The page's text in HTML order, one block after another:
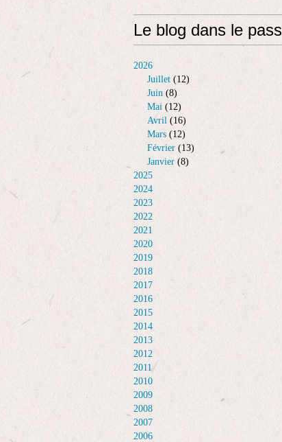
Le blog dans le
2026
Juillet (12)
Juin (8)
Mai (12)
Avril (16)
Mars (12)
Février (13)
Janvier (8)
2025
2024
2023
2022
2021
2020
2019
2018
2017
2016
2015
2014
2013
2012
2011
2010
2009
2008
2007
2006